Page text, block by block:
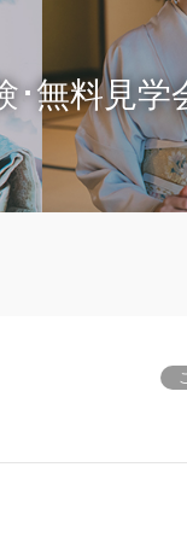
･無料見学